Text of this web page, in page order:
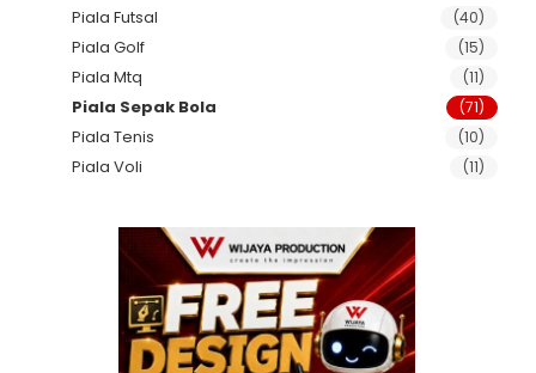
Piala Futsal (40)
Piala Golf (15)
Piala Mtq (11)
Piala Sepak Bola (71)
Piala Tenis (10)
Piala Voli (11)